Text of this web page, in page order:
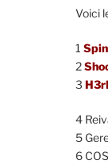
Voici
1
2
3
4
5
6